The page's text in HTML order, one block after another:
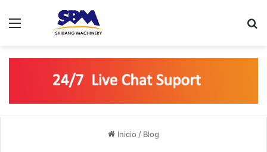
Inicio / Blog